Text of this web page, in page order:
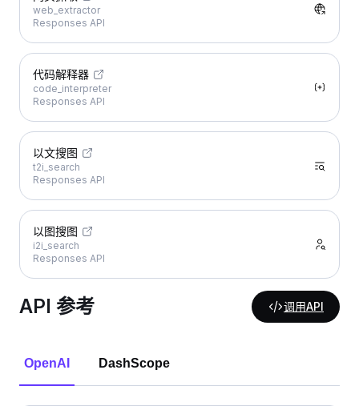
web_extractor
Responses API
代码解释器
code_interpreter
Responses API
以文搜图
t2i_search
Responses API
以图搜图
i2i_search
Responses API
API 参考 调用API
OpenAI DashScope